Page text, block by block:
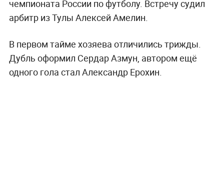
чемпионата России по футболу. Встречу судил
арбитр из Тулы Алексей Амелин.
В первом тайме хозяева отличились трижды.
Дубль оформил Сердар Азмун, автором ещё
одного гола стал Александр Ерохин.